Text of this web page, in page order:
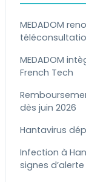
MEDADOM
MEDADOM
French Tech
dès juin 2026
Hantavirus
Infection à
signes d’alerte